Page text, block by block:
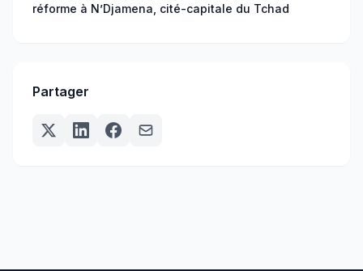
réforme à N’Djamena, cité-capitale du Tchad
Partager